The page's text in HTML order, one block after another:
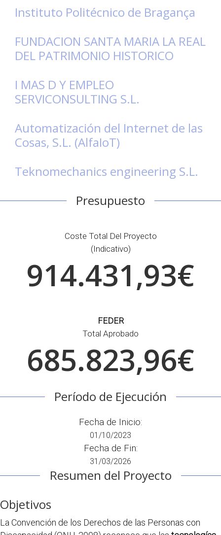
Instituto Politécnico de Bragança
FUNDACION SANTA MARIA LA REAL
DEL PATRIMONIO HISTORICO
I MAS D Y EMPLEO
SERVICONSULTING S.L.
Automatización del Internet de las
Cosas, S.L. (AlfaIoT)
Teknomechanics engineering S.L.
Presupuesto
Coste Total Del Proyecto
(indicativo)
914.431,93€
FEDER
Total Aprobado
685.823,96€
Período de Ejecución
Fecha de Inicio:
01/10/2023
Fecha de Fin:
31/03/2026
Resumen del Proyecto
Objetivos
La Convención de los Derechos de las Personas con